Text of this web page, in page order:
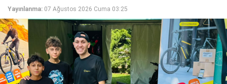
Yayınlanma: 07 Ağustos 2026 Cuma 03:25